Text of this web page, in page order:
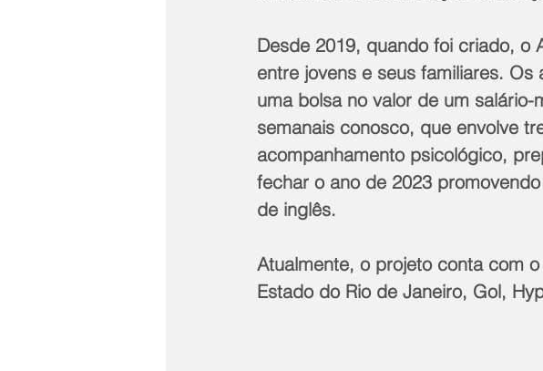
Desde 2019, quando foi criado, o
entre jovens e seus familiares.
uma bolsa no valor de um
semanais conosco, que envolve
acompanhamento psicológico,
fechar o ano de 2023
de inglês.
Atualmente, o projeto conta com
Estado do Rio de Janeiro, Gol,